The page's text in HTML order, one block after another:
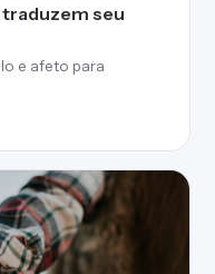
seu
e afeto para